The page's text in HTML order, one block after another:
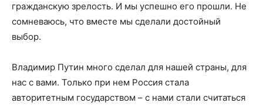
гражданскую зрелость. И мы успешно его прошли. Не
сомневаюсь, что вместе мы сделали достойный
выбор.
Владимир Путин много сделал для нашей страны, для
нас с вами. Только при нем Россия стала
авторитетным государством – с нами стали считаться